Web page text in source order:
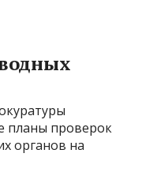
планы проверок
органов на